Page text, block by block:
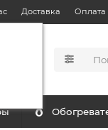
Доставка Оплата